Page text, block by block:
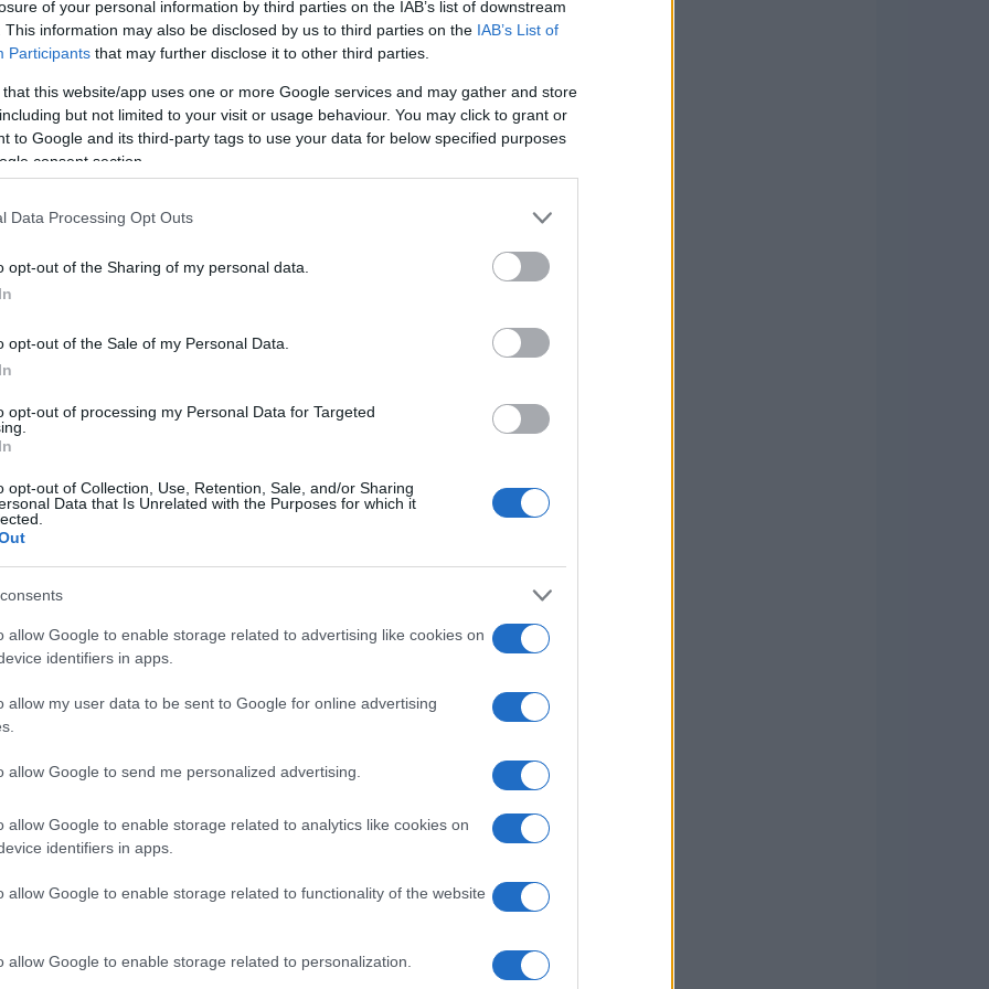
of your personal information by third parties on the IAB’s list of downstream
This information may also be disclosed by us to third parties on the IAB’s List of
Participants that may further disclose it to other third parties.
that this website/app uses one or more Google services and may gather and store
but not limited to your visit or usage behaviour. You may click to grant or
to Google and its third-party tags to use your data for below specified purposes
consent section.
Data Processing Opt Outs
opt-out of the Sharing of my personal data.
opt-out of the Sale of my Personal Data.
opt-out of processing my Personal Data for Targeted
opt-out of Collection, Use, Retention, Sale, and/or Sharing
Data that Is Unrelated with the Purposes for which it
allow Google to enable storage related to advertising like cookies on
identifiers in apps.
allow my user data to be sent to Google for online advertising
allow Google to send me personalized advertising.
allow Google to enable storage related to analytics like cookies on
identifiers in apps.
allow Google to enable storage related to functionality of the website
allow Google to enable storage related to personalization.
aree tecnologiche che stanno formando
e Sviluppo di Ericsson in Italia, ha affermato
dell’economia digitale, el’intelligenza
di Ericsson è rendere le reti mobili
spina dorsale della società moderna. Il lavoro
piattaforma 5G verso il 6G. L’Italia, con i
in questa transizione, integrando